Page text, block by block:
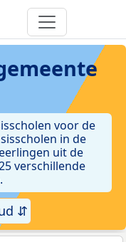
voor de
in de
uit de
verschillende
⇵